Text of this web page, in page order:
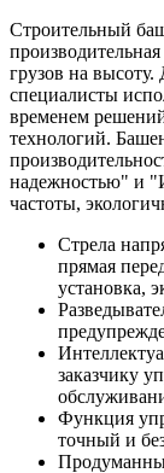
Строительный
грузов на
специалисты
временем
технологий.
надежностью" и
частоты,
Стрела
прямая
установка,
заказчику
Функция
точный и